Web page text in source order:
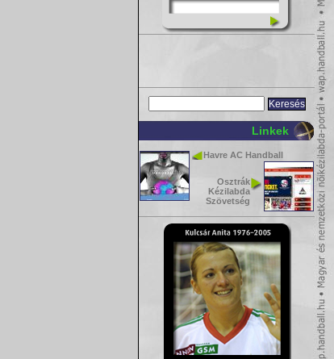
Linkek
Havre AC Handball
Osztrák
Kézilabda
Szövetség